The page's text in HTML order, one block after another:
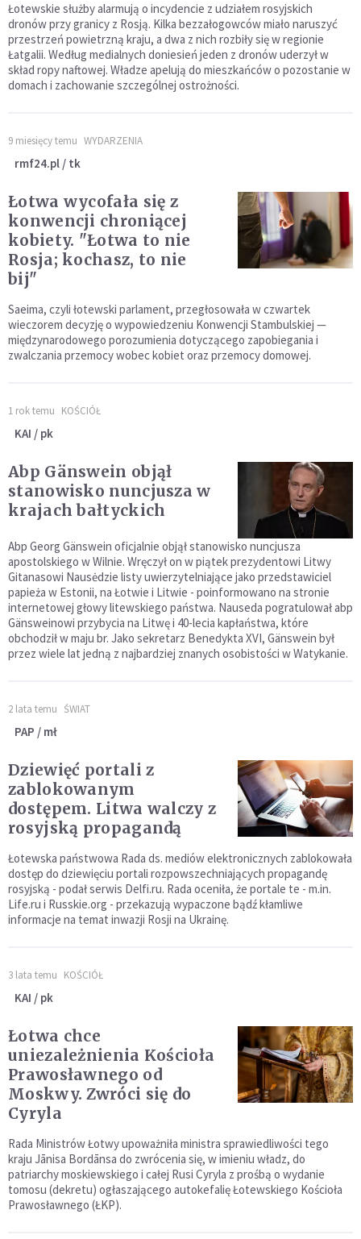
Łotewskie służby alarmują o incydencie z udziałem rosyjskich
dronów przy granicy z Rosją. Kilka bezzałogowców miało naruszyć
przestrzeń powietrzną kraju, a dwa z nich rozbiły się w regionie
Łatgalii. Według medialnych doniesień jeden z dronów uderzył w
skład ropy naftowej. Władze apelują do mieszkańców o pozostanie w
domach i zachowanie szczególnej ostrożności.
9 miesięcy temu WYDARZENIA
rmf24.pl / tk
Łotwa wycofała się z
konwencji chroniącej
kobiety. "Łotwa to nie
Rosja; kochasz, to nie
bij"
Saeima, czyli łotewski parlament, przegłosowała w czwartek
wieczorem decyzję o wypowiedzeniu Konwencji Stambulskiej —
międzynarodowego porozumienia dotyczącego zapobiegania i
zwalczania przemocy wobec kobiet oraz przemocy domowej.
1 rok temu KOŚCIÓŁ
KAI / pk
Abp Gänswein objął
stanowisko nuncjusza w
krajach bałtyckich
Abp Georg Gänswein oficjalnie objął stanowisko nuncjusza
apostolskiego w Wilnie. Wręczył on w piątek prezydentowi Litwy
Gitanasowi Nausėdzie listy uwierzytelniające jako przedstawiciel
papieża w Estonii, na Łotwie i Litwie - poinformowano na stronie
internetowej głowy litewskiego państwa. Nauseda pogratulował abp
Gänsweinowi przybycia na Litwę i 40-lecia kapłaństwa, które
obchodził w maju br. Jako sekretarz Benedykta XVI, Gänswein był
przez wiele lat jedną z najbardziej znanych osobistości w Watykanie.
2 lata temu ŚWIAT
PAP / mł
Dziewięć portali z
zablokowanym
dostępem. Litwa walczy z
rosyjską propagandą
Łotewska państwowa Rada ds. mediów elektronicznych zablokowała
dostęp do dziewięciu portali rozpowszechniających propagandę
rosyjską - podał serwis Delfi.ru. Rada oceniła, że portale te - m.in.
Life.ru i Russkie.org - przekazują wypaczone bądź kłamliwe
informacje na temat inwazji Rosji na Ukrainę.
3 lata temu KOŚCIÓŁ
KAI / pk
Łotwa chce
uniezależnienia Kościoła
Prawosławnego od
Moskwy. Zwróci się do
Cyryla
Rada Ministrów Łotwy upoważniła ministra sprawiedliwości tego
kraju Jānisa Bordānsa do zwrócenia się, w imieniu władz, do
patriarchy moskiewskiego i całej Rusi Cyryla z prośbą o wydanie
tomosu (dekretu) ogłaszającego autokefalię Łotewskiego Kościoła
Prawosławnego (ŁKP).